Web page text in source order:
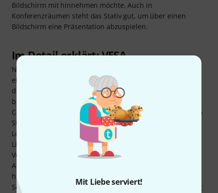
Mit Liebe serviert!
Bildschirm mit hinnehmen möchte. Auch in
Konferenzräumen steht das Stativ gut, um über einen
Bildschirm eine Präsentation abzuspielen.
Im Detail erklärt: VESA
Nicht jede Halterung ist für jeden Bildschirm geeignet. Ob
eine Halterung am Bildschirm befestigt werden kann, wird
durch die VESA-Maße bzw. VESA-Werte des Bildschirms
bestimmt. Auf der Rückseite von z.B. LCD-Fernsehern oder
Computermonitoren befinden sich Schraublöcher (4 oder 6
Stück) zur Befestigung der Halterung. Die Abstände dieser
Löcher zueinander wurden unter den
Lieferanten/Herstellern vereinbart. Der Name dieser
Vereinbarung nennt sich VESA (Video Electronics Standard
Association). Das VESA-Maß wird nun ermittelt, indem der
horizontale und vertikalen Abstand zwischen den
Schraublöchern gemessen wird in Millimetern (Mittelpunkt